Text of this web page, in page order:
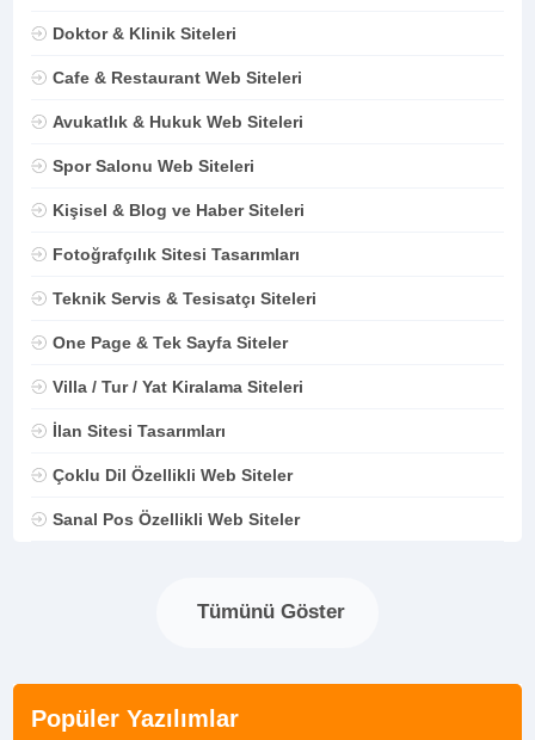
Doktor & Klinik Siteleri
Cafe & Restaurant Web Siteleri
Avukatlık & Hukuk Web Siteleri
Spor Salonu Web Siteleri
Kişisel & Blog ve Haber Siteleri
Fotoğrafçılık Sitesi Tasarımları
Teknik Servis & Tesisatçı Siteleri
One Page & Tek Sayfa Siteler
Villa / Tur / Yat Kiralama Siteleri
İlan Sitesi Tasarımları
Çoklu Dil Özellikli Web Siteler
Sanal Pos Özellikli Web Siteler
Tümünü Göster
Popüler Yazılımlar